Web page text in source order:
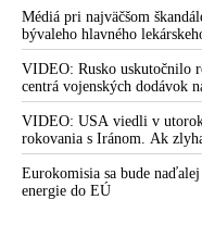
Médiá pri najväčšom
bývaleho hlavného
Fauciho pred výborom
VIDEO: Rusko uskutočnilo
centrá vojenských dodávok
nedokázala počas ničivého
zachytiť ani jednu ruskú
VIDEO: USA viedli v
rokovania s Iránom. Ak
Teheránu
Eurokomisia sa bude
energie do EÚ